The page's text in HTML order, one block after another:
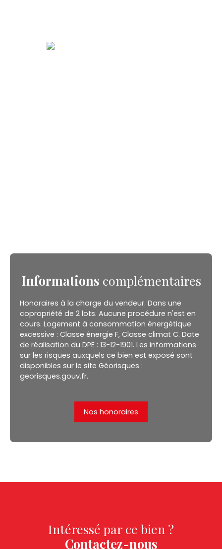
Informations complémentaires
Honoraires à la charge du vendeur. Dans une
copropriété de 2 lots. Aucune procédure n'est en
cours. Logement à consommation énergétique
excessive : Classe énergie F, Classe climat C. Date
de réalisation du DPE : 13-12-1901. Les informations
sur les risques auxquels ce bien est exposé sont
disponibles sur le site Géorisques :
georisques.gouv.fr.
Nos honoraires
Intéressé par ce bien ?
Contactez-nous